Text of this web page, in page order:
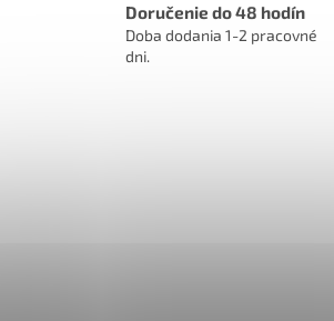
Doručenie do 48 hodín
Doba dodania 1-2 pracovné
dni.